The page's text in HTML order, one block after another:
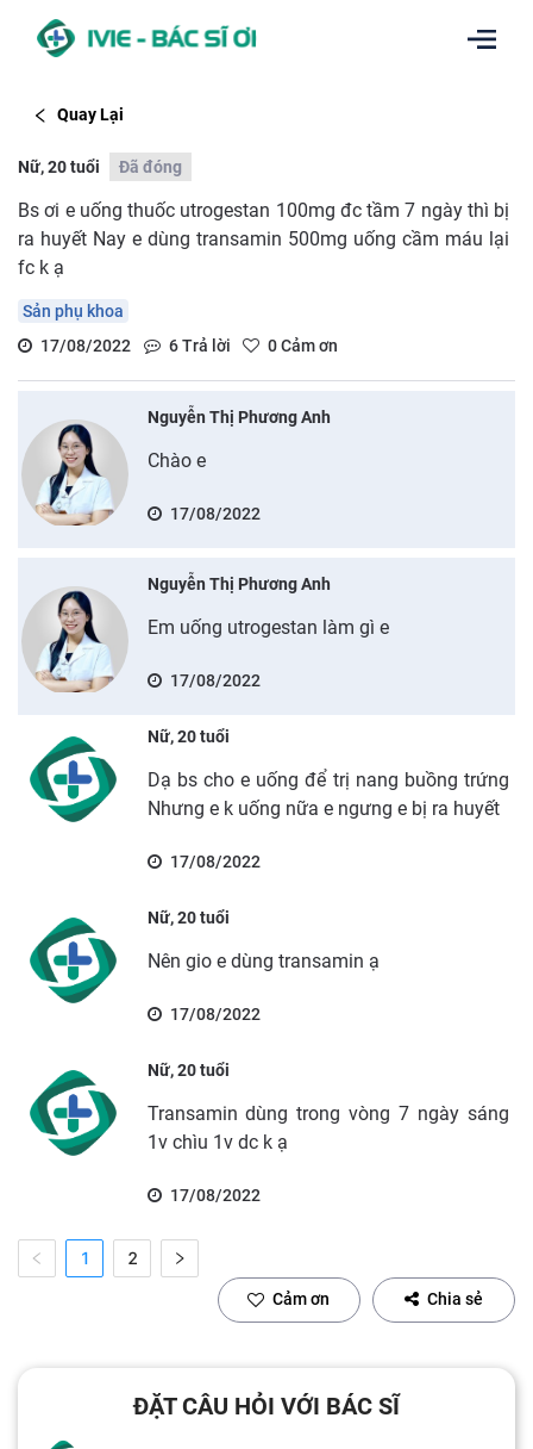
Quay Lại
Nữ, 20 tuổi Đã đóng
Bs ơi e uống thuốc utrogestan 100mg đc tầm 7 ngày thì bị
ra huyết Nay e dùng transamin 500mg uống cầm máu lại
fc k ạ
Sản phụ khoa
17/08/2022
6Trả lời 0Cảm ơn
Nguyễn Thị Phương Anh
Chào e
17/08/2022
Nguyễn Thị Phương Anh
Em uống utrogestan làm gì e
17/08/2022
Nữ, 20 tuổi
Dạ bs cho e uống để trị nang buồng trứng
Nhưng e k uống nữa e ngưng e bị ra huyết
17/08/2022
Nữ, 20 tuổi
Nên gio e dùng transamin ạ
17/08/2022
Nữ, 20 tuổi
Transamin dùng trong vòng 7 ngày sáng
1v chìu 1v dc k ạ
17/08/2022
1 2
Cảm ơn Chia sẻ
ĐẶT CÂU HỎI VỚI BÁC SĨ